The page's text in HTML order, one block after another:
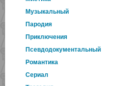
Музыкальный
Пародия
Приключения
Псевдодокументальный
Романтика
Cериал